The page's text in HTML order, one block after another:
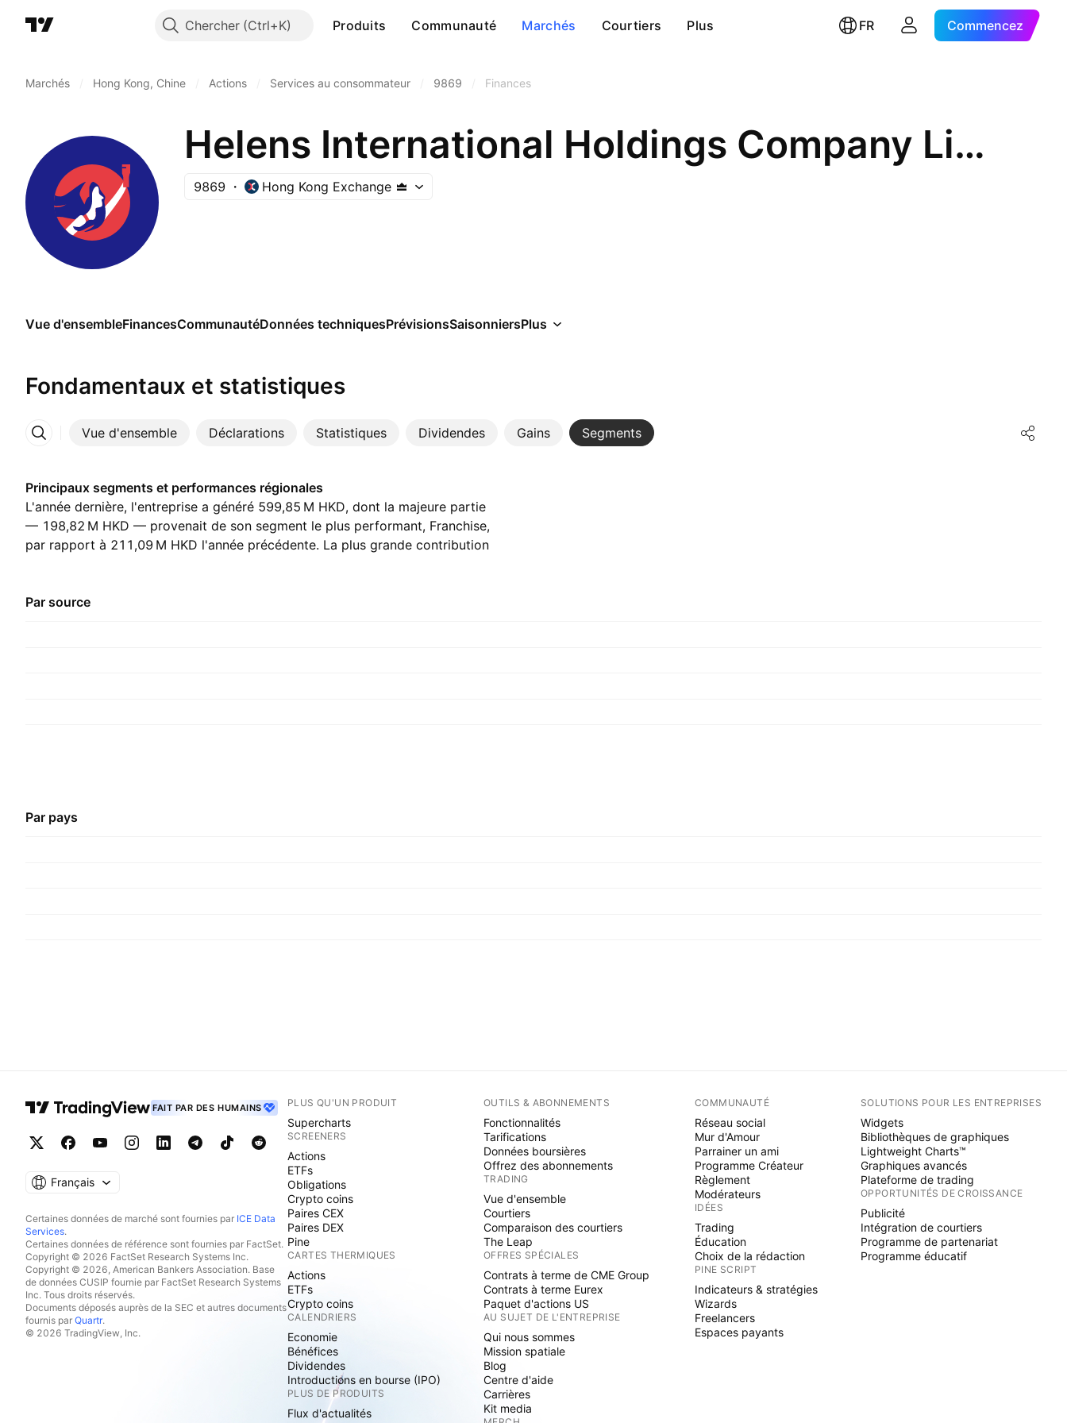
Chercher Produits Communauté Marchés Courtiers Plus FR Commencez
Marchés Hong Kong, Chine Actions Services au consommateur 9869 Finances
Helens International Holdings Company Limited
9869 Hong Kong Exchange
Vue d'ensembleFinancesCommunautéDonnées techniquesPrévisionsSaisonniersPlus
Fondamentaux et statistiques
Vue d'ensemble Déclarations Statistiques Dividendes Gains Segments
Plus
Principaux segments et performances régionales
L'année dernière, l'entreprise a généré ‪599,85 M‬ HKD, dont la majeure partie
— ‪198,82 M‬ HKD — provenait de son segment le plus performant, Franchise,
par rapport à ‪211,09 M‬ HKD l'année précédente. La plus grande contribution
Par source
Par pays
FAIT PAR DES HUMAINS
Français
Certaines données de marché sont fournies par ICE Data
Services.
Certaines données de référence sont fournies par FactSet.
Copyright © 2026 FactSet Research Systems Inc.
Copyright © 2026, American Bankers Association. Base
de données CUSIP fournie par FactSet Research Systems
Inc. Tous droits réservés.
Documents déposés auprès de la SEC et autres documents
fournis par Quartr.
© 2026 TradingView, Inc.
PLUS QU'UN PRODUIT
Supercharts
SCREENERS
Actions
ETFs
Obligations
Crypto coins
Paires CEX
Paires DEX
Pine
CARTES THERMIQUES
Actions
ETFs
Crypto coins
CALENDRIERS
Economie
Bénéfices
Dividendes
Introductions en bourse (IPO)
PLUS DE PRODUITS
Flux d'actualités
OUTILS & ABONNEMENTS
Fonctionnalités
Tarifications
Données boursières
Offrez des abonnements
TRADING
Vue d'ensemble
Courtiers
Comparaison des courtiers
The Leap
OFFRES SPÉCIALES
Contrats à terme de CME Group
Contrats à terme Eurex
Paquet d'actions US
AU SUJET DE L'ENTREPRISE
Qui nous sommes
Mission spatiale
Blog
Centre d'aide
Carrières
Kit media
COMMUNAUTÉ
Réseau social
Mur d'Amour
Parrainer un ami
Programme Créateur
Règlement
Modérateurs
IDÉES
Trading
Éducation
Choix de la rédaction
PINE SCRIPT
Indicateurs & stratégies
Wizards
Freelancers
Espaces payants
SOLUTIONS POUR LES ENTREPRISES
Widgets
Bibliothèques de graphiques
Lightweight Charts™
Graphiques avancés
Plateforme de trading
OPPORTUNITÉS DE CROISSANCE
Publicité
Intégration de courtiers
Programme de partenariat
Programme éducatif